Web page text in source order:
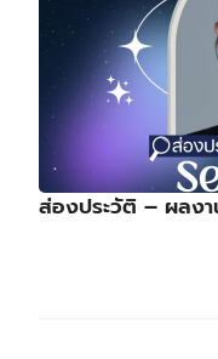
ส่องประวัติ – ผลง